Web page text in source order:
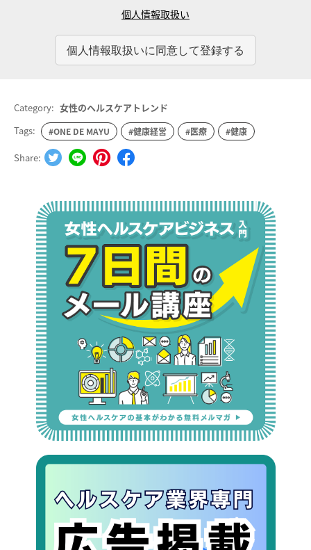
個人情報取扱い
Category: 女性のヘルスケアトレンド
Tags:
#ONE DE MAYU #健康経営 #医療 #健康
Share: